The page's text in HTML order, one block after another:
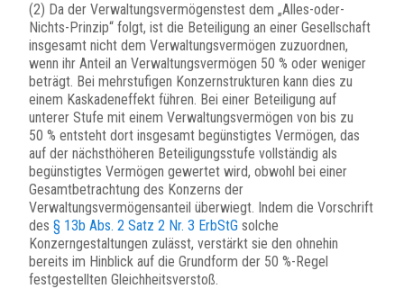
(2) Da der Verwaltungsvermögenstest dem „Alles-oder-
Nichts-Prinzip“ folgt, ist die Beteiligung an einer Gesellschaft
insgesamt nicht dem Verwaltungsvermögen zuzuordnen,
wenn ihr Anteil an Verwaltungsvermögen 50 % oder weniger
beträgt. Bei mehrstufigen Konzernstrukturen kann dies zu
einem Kaskadeneffekt führen. Bei einer Beteiligung auf
unterer Stufe mit einem Verwaltungsvermögen von bis zu
50 % entsteht dort insgesamt begünstigtes Vermögen, das
auf der nächsthöheren Beteiligungsstufe vollständig als
begünstigtes Vermögen gewertet wird, obwohl bei einer
Gesamtbetrachtung des Konzerns der
Verwaltungsvermögensanteil überwiegt. Indem die Vorschrift
des § 13b Abs. 2 Satz 2 Nr. 3 ErbStG solche
Konzerngestaltungen zulässt, verstärkt sie den ohnehin
bereits im Hinblick auf die Grundform der 50 %-Regel
festgestellten Gleichheitsverstoß.